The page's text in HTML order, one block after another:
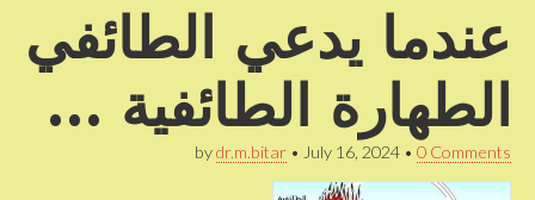
عندما يدعي الطائفي
الطهارة الطائفية …
bydr.m.bitar • July 16, 2024 • 0 Comments